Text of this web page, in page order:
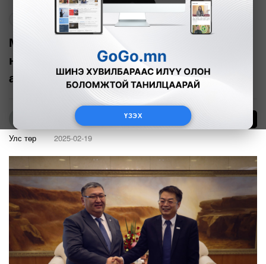
ҮЗЭХ
Монголд газрын тосны хайгуул хийж,
нөөцийг нэмэгдүүлэхэд хамтран
ажиллахыг хүслээ
Б.Нямдарь
Улс төр 2025-02-19